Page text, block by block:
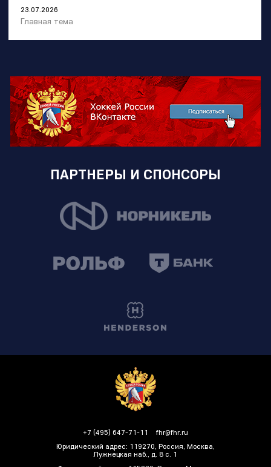
23.07.2026
Главная тема
ПАРТНЕРЫ И СПОНСОРЫ
+7 (495) 647-71-11
fhr@fhr.ru
Юридический адрес: 119270, Россия, Москва,
Лужнецкая наб., д. 8 с. 1